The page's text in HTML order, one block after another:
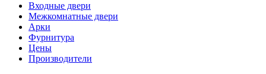
Входные двери
Межкомнатные двери
Арки
Фурнитура
Цены
Производители